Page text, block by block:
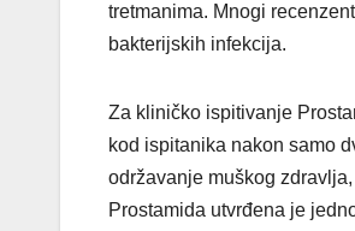
tretmanima. Mnogi
bakterijskih infekcija.
Za kliničko ispitivanje
kod ispitanika nakon samo
održavanje muškog
Prostamida utvrđena je